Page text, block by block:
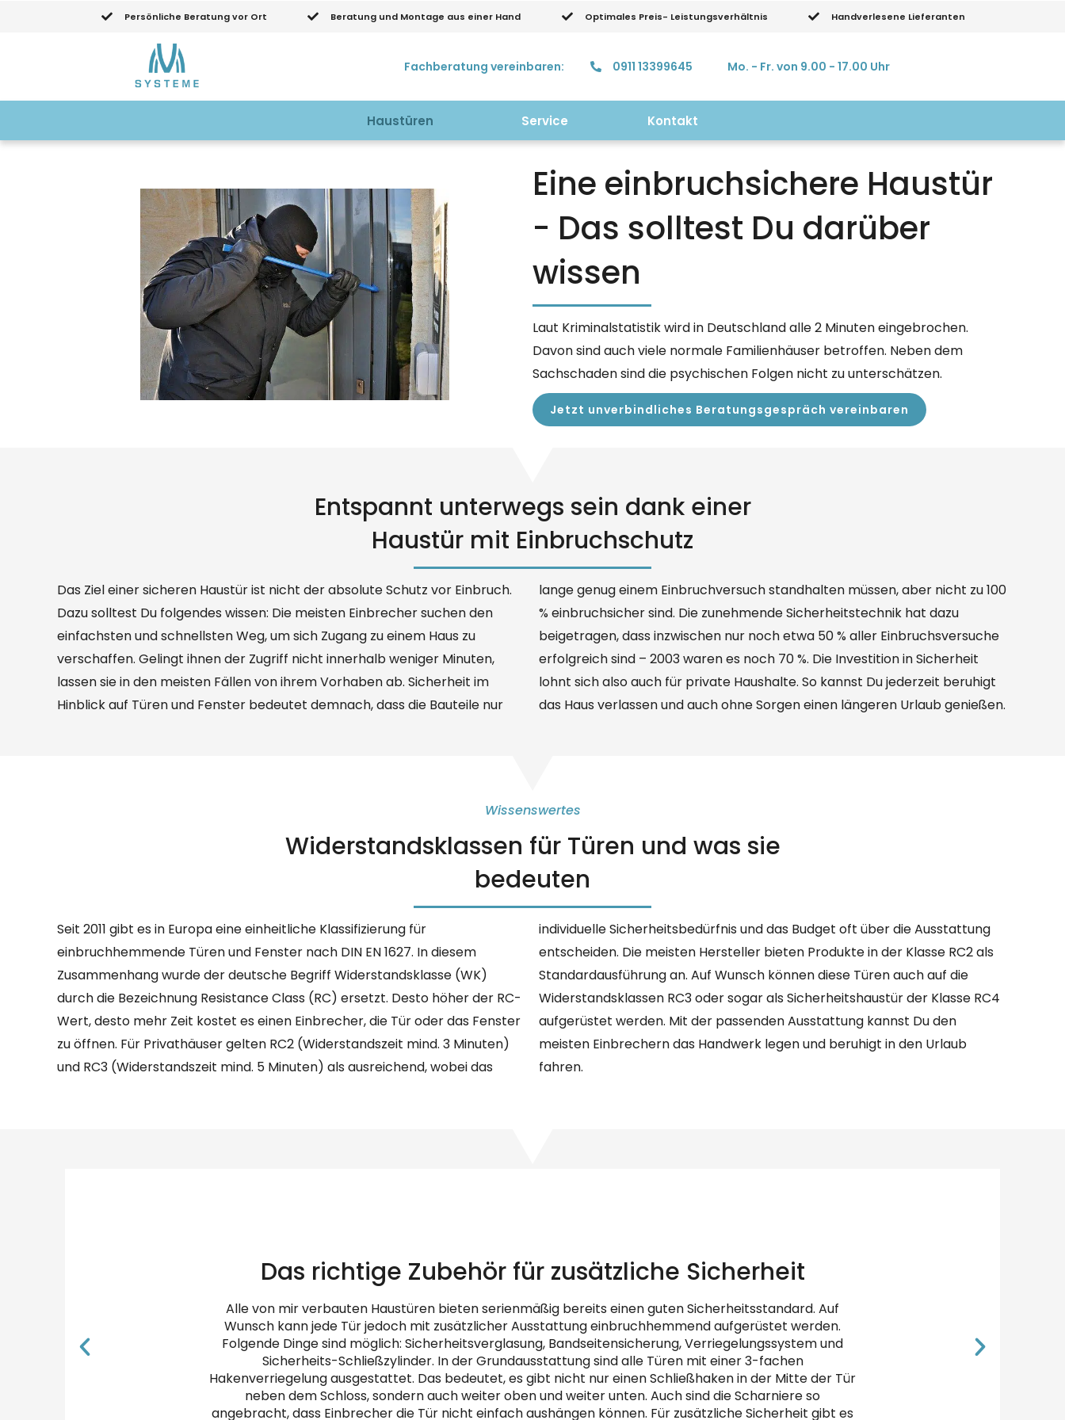
Persönliche Beratung vor Ort Beratung und Montage aus einer Hand Optimales Preis- Leistungsverhältnis Handverlesene Lieferanten
Fachberatung vereinbaren: 0911 13399645 Mo. - Fr. von 9.00 - 17.00 Uhr
Haustüren Service Kontakt
Eine einbruchsichere Haustür
- Das solltest Du darüber
wissen
Laut Kriminalstatistik wird in Deutschland alle 2 Minuten eingebrochen.
Davon sind auch viele normale Familienhäuser betroffen. Neben dem
Sachschaden sind die psychischen Folgen nicht zu unterschätzen.
Jetzt unverbindliches Beratungsgespräch vereinbaren
Entspannt unterwegs sein dank einer
Haustür mit Einbruchschutz
Das Ziel einer sicheren Haustür ist nicht der absolute Schutz vor Einbruch.
Dazu solltest Du folgendes wissen: Die meisten Einbrecher suchen den
einfachsten und schnellsten Weg, um sich Zugang zu einem Haus zu
verschaffen. Gelingt ihnen der Zugriff nicht innerhalb weniger Minuten,
lassen sie in den meisten Fällen von ihrem Vorhaben ab. Sicherheit im
Hinblick auf Türen und Fenster bedeutet demnach, dass die Bauteile nur
lange genug einem Einbruchversuch standhalten müssen, aber nicht zu 100
% einbruchsicher sind. Die zunehmende Sicherheitstechnik hat dazu
beigetragen, dass inzwischen nur noch etwa 50 % aller Einbruchsversuche
erfolgreich sind – 2003 waren es noch 70 %. Die Investition in Sicherheit
lohnt sich also auch für private Haushalte. So kannst Du jederzeit beruhigt
das Haus verlassen und auch ohne Sorgen einen längeren Urlaub genießen.
Wissenswertes
Widerstandsklassen für Türen und was sie
bedeuten
Seit 2011 gibt es in Europa eine einheitliche Klassifizierung für
einbruchhemmende Türen und Fenster nach DIN EN 1627. In diesem
Zusammenhang wurde der deutsche Begriff Widerstandsklasse (WK)
durch die Bezeichnung Resistance Class (RC) ersetzt. Desto höher der RC-
Wert, desto mehr Zeit kostet es einen Einbrecher, die Tür oder das Fenster
zu öffnen. Für Privathäuser gelten RC2 (Widerstandszeit mind. 3 Minuten)
und RC3 (Widerstandszeit mind. 5 Minuten) als ausreichend, wobei das
individuelle Sicherheitsbedürfnis und das Budget oft über die Ausstattung
entscheiden. Die meisten Hersteller bieten Produkte in der Klasse RC2 als
Standardausführung an. Auf Wunsch können diese Türen auch auf die
Widerstandsklassen RC3 oder sogar als Sicherheitshaustür der Klasse RC4
aufgerüstet werden. Mit der passenden Ausstattung kannst Du den
meisten Einbrechern das Handwerk legen und beruhigt in den Urlaub
fahren.
Das richtige Zubehör für zusätzliche Sicherheit
Alle von mir verbauten Haustüren bieten serienmäßig bereits einen guten Sicherheitsstandard. Auf
Wunsch kann jede Tür jedoch mit zusätzlicher Ausstattung einbruchhemmend aufgerüstet werden.
Folgende Dinge sind möglich: Sicherheitsverglasung, Bandseitensicherung, Verriegelungssystem und
Sicherheits-Schließzylinder. In der Grundausstattung sind alle Türen mit einer 3-fachen
Hakenverriegelung ausgestattet. Das bedeutet, es gibt nicht nur einen Schließhaken in der Mitte der Tür
neben dem Schloss, sondern auch weiter oben und weiter unten. Auch sind die Scharniere so
angebracht, dass Einbrecher die Tür nicht einfach aushängen können. Für zusätzliche Sicherheit gibt es